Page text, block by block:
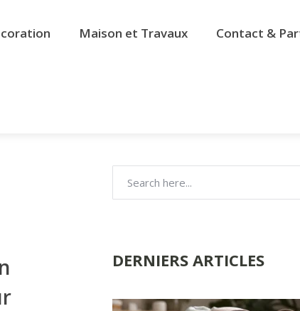
Maison et Travaux Contact &
DERNIERS ARTICLES